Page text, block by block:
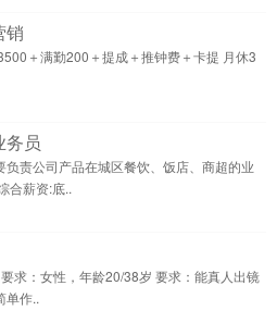
销
＋满勤200＋提成＋推钟费＋卡提 月休3
务员
负责公司产品在城区餐饮、饭店、商超的业
合薪资:底..
求：女性，年龄20/38岁 要求：能真人出镜
单作..